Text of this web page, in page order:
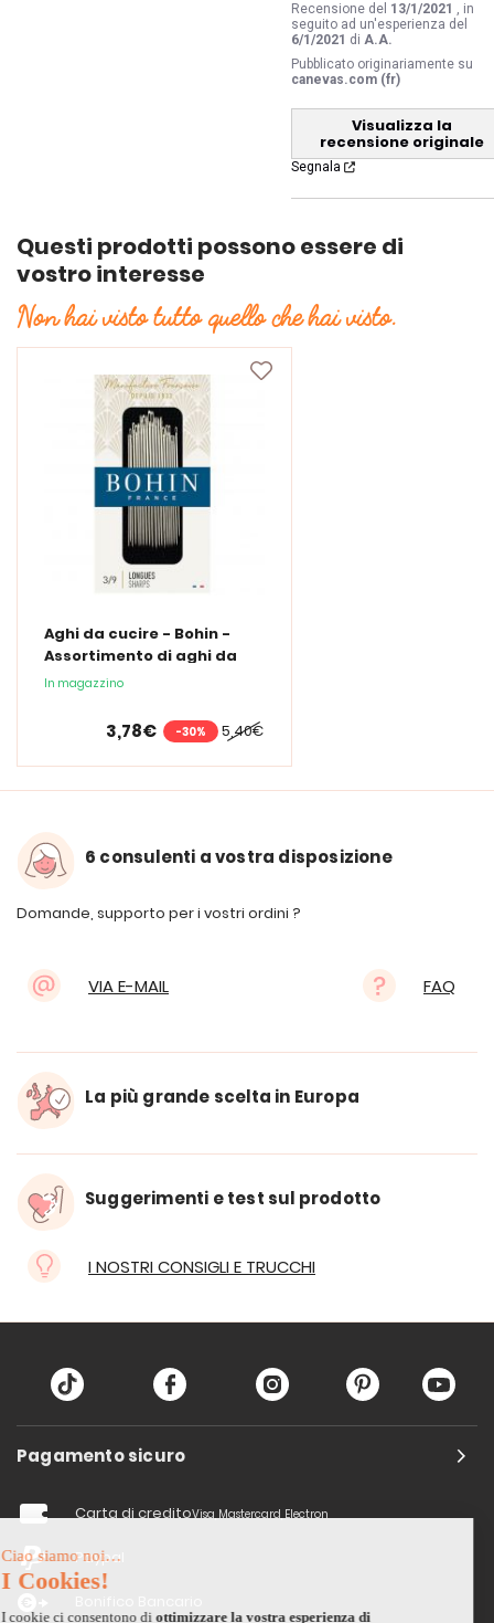
Recensione del 13/1/2021 , in
seguito ad un'esperienza del
6/1/2021 diA.A.
Pubblicato originariamente su
canevas.com (fr)
Visualizza la
recensione originale
Segnala
Questi prodotti possono essere di
vostro interesse
Non hai visto tutto quello che hai visto.
Aghi da cucire - Bohin -
Assortimento di aghi da
cucire lunghi
In magazzino
5,40€
3,78€ -30%
6 consulenti a vostra disposizione
Domande, supporto per i vostri ordini ?
VIA E-MAIL FAQ
La più grande scelta in Europa
Suggerimenti e test sul prodotto
I NOSTRI CONSIGLI E TRUCCHI
Pagamento sicuro
Carta di creditoVisa, Mastercard, Electron
Paypal